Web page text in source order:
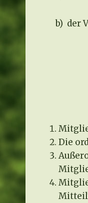
b) der
Die